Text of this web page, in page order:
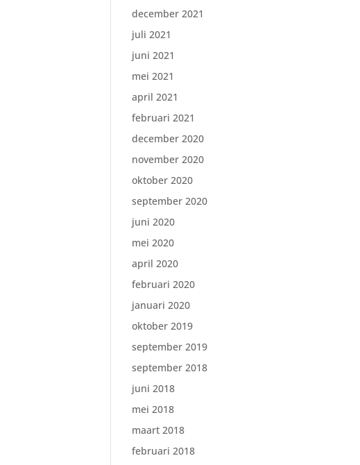
december 2021
juli 2021
juni 2021
mei 2021
april 2021
februari 2021
december 2020
november 2020
oktober 2020
september 2020
juni 2020
mei 2020
april 2020
februari 2020
januari 2020
oktober 2019
september 2019
september 2018
juni 2018
mei 2018
maart 2018
februari 2018